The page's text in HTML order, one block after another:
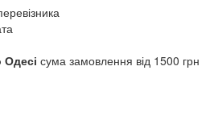
сума замовлення від 1500 грн